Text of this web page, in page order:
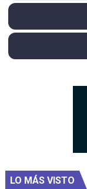
LO MÁS VISTO